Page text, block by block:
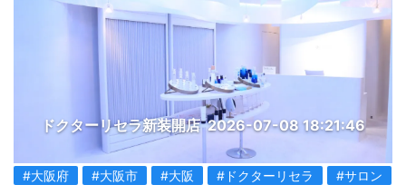
ドクターリセラ新装開店 2026-07-08 18:21:46
#大阪府 #大阪市 #大阪 #ドクターリセラ #サロン